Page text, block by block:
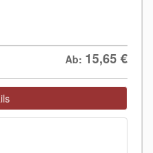
Ab: 15,65€